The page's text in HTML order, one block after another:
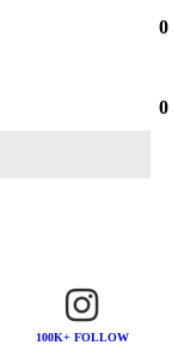
0
0
100K+ FOLLOW